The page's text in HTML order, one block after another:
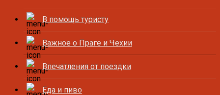
В помощь туристу
Важное о Праге и Чехии
Впечатления от поездки
Еда и пиво